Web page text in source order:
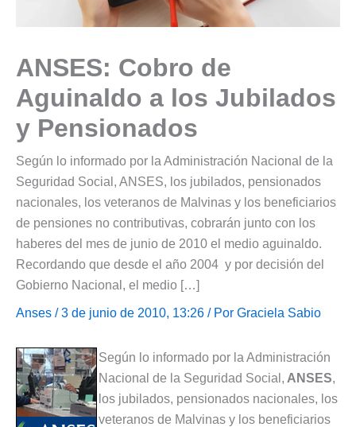
ANSES: Cobro de
Aguinaldo a los Jubilados
y Pensionados
Según lo informado por la Administración Nacional de la
Seguridad Social, ANSES, los jubilados, pensionados
nacionales, los veteranos de Malvinas y los beneficiarios
de pensiones no contributivas, cobrarán junto con los
haberes del mes de junio de 2010 el medio aguinaldo.
Recordando que desde el año 2004 y por decisión del
Gobierno Nacional, el medio […]
Anses / 3 de junio de 2010, 13:26 / Por Graciela Sabio
Según lo informado por la Administración
Nacional de la Seguridad Social, ANSES,
los jubilados, pensionados nacionales, los
veteranos de Malvinas y los beneficiarios